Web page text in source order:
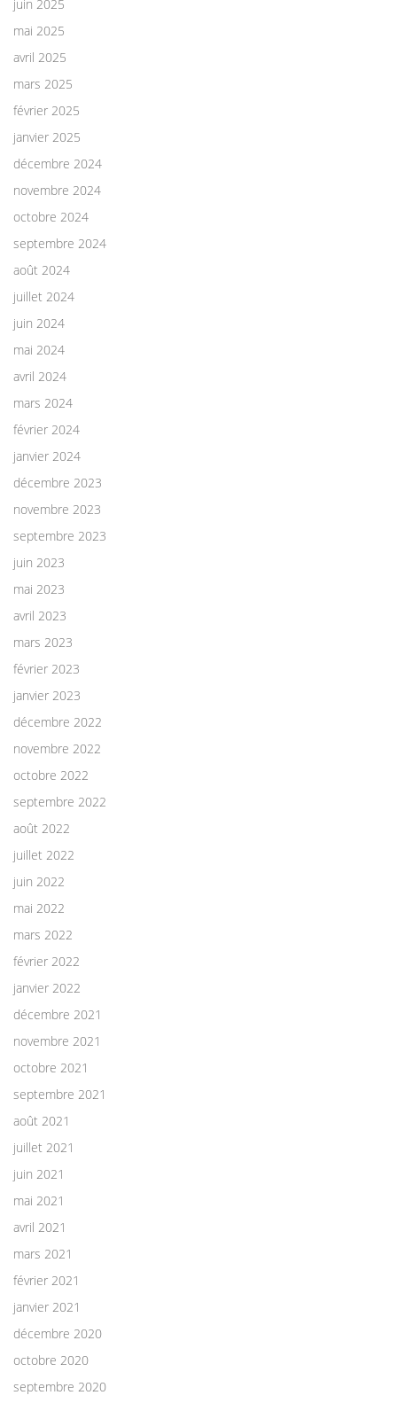
juin 2025
mai 2025
avril 2025
mars 2025
février 2025
janvier 2025
décembre 2024
novembre 2024
octobre 2024
septembre 2024
août 2024
juillet 2024
juin 2024
mai 2024
avril 2024
mars 2024
février 2024
janvier 2024
décembre 2023
novembre 2023
septembre 2023
juin 2023
mai 2023
avril 2023
mars 2023
février 2023
janvier 2023
décembre 2022
novembre 2022
octobre 2022
septembre 2022
août 2022
juillet 2022
juin 2022
mai 2022
mars 2022
février 2022
janvier 2022
décembre 2021
novembre 2021
octobre 2021
septembre 2021
août 2021
juillet 2021
juin 2021
mai 2021
avril 2021
mars 2021
février 2021
janvier 2021
décembre 2020
octobre 2020
septembre 2020